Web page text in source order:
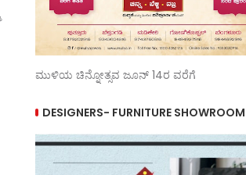
ಮುಳಿಯ ಚಿನ್ನೋತ್ಸವ ಜೂನ್ 14ರ ವರೆಗೆ
DESIGNERS- FURNITURE SHOWROOM